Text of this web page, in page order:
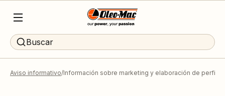
Buscar
Aviso informativo Información sobre marketing y elaboración de perfiles